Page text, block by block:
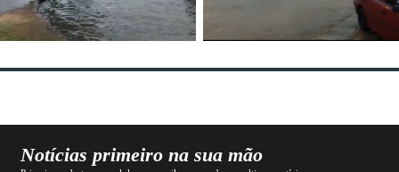
Notícias primeiro na sua mão